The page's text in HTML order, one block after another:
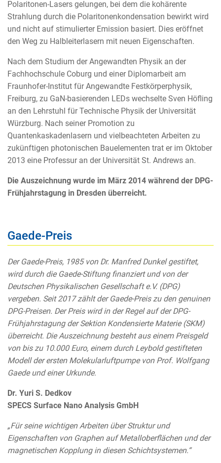
Polaritonen-Lasers gelungen, bei dem die kohärente
Strahlung durch die Polaritonenkondensation bewirkt wird
und nicht auf stimulierter Emission basiert. Dies eröffnet
den Weg zu Halbleiterlasern mit neuen Eigenschaften.
Nach dem Studium der Angewandten Physik an der
Fachhochschule Coburg und einer Diplomarbeit am
Fraunhofer-Institut für Angewandte Festkörperphysik,
Freiburg, zu GaN-basierenden LEDs wechselte Sven Höfling
an den Lehrstuhl für Technische Physik der Universität
Würzburg. Nach seiner Promotion zu
Quantenkaskadenlasern und vielbeachteten Arbeiten zu
zukünftigen photonischen Bauelementen trat er im Oktober
2013 eine Professur an der Universität St. Andrews an.
Die Auszeichnung wurde im März 2014 während der DPG-
Frühjahrstagung in Dresden überreicht.
Gaede-Preis
Der Gaede-Preis, 1985 von Dr. Manfred Dunkel gestiftet,
wird durch die Gaede-Stiftung finanziert und von der
Deutschen Physikalischen Gesellschaft e.V. (DPG)
vergeben. Seit 2017 zählt der Gaede-Preis zu den genuinen
DPG-Preisen. Der Preis wird in der Regel auf der DPG-
Frühjahrstagung der Sektion Kondensierte Materie (SKM)
überreicht. Die Auszeichnung besteht aus einem Preisgeld
von bis zu 10.000 Euro, einem durch Leybold gestifteten
Modell der ersten Molekularluftpumpe von Prof. Wolfgang
Gaede und einer Urkunde.
Dr. Yuri S. Dedkov
SPECS Surface Nano Analysis GmbH
„Für seine wichtigen Arbeiten über Struktur und
Eigenschaften von Graphen auf Metalloberflächen und der
magnetischen Kopplung in diesen Schichtsystemen.“